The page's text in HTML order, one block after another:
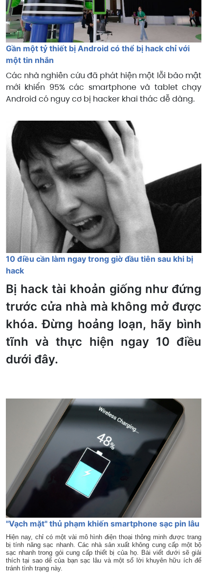
Gần một tỷ thiết bị Android có thể bị hack chỉ với
một tin nhắn
Các nhà nghiên cứu đã phát hiện một lỗi bảo mật
mới khiến 95% các smartphone và tablet chạy
Android có nguy cơ bị hacker khai thác dễ dàng.
10 điều cần làm ngay trong giờ đầu tiên sau khi bị
hack
Bị hack tài khoản giống như đứng
trước cửa nhà mà không mở được
khóa. Đừng hoảng loạn, hãy bình
tĩnh và thực hiện ngay 10 điều
dưới đây.
"Vạch mặt" thủ phạm khiến smartphone sạc pin lâu
Hiện nay, chỉ có một vài mô hình điện thoại thông minh được trang
bị tính năng sạc nhanh. Các nhà sản xuất không cung cấp một bộ
sạc nhanh trong gói cung cấp thiết bị của họ. Bài viết dưới sẽ giải
thích tại sao dế của bạn sạc lâu và một số lời khuyên hữu ích để
tránh tình trạng này.